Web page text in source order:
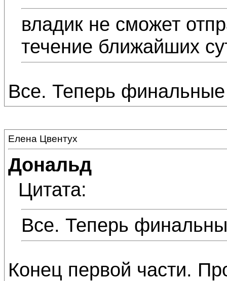
владик не сможет
течение ближайших
Все. Теперь
Елена Цвентух
Дональд
Цитата:
Все. Теперь
Конец первой части.